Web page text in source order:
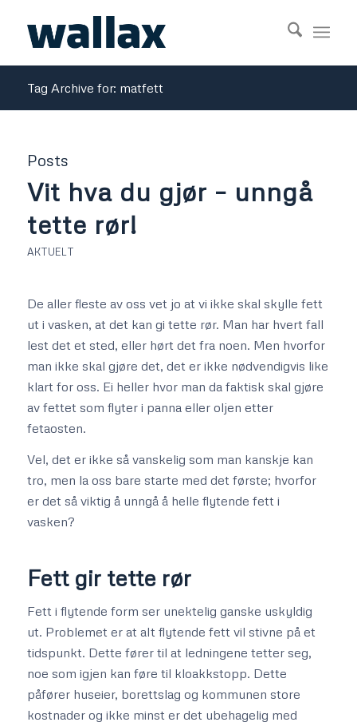
Tag Archive for: matfett
Posts
Vit hva du gjør – unngå
tette rør!
AKTUELT
De aller fleste av oss vet jo at vi ikke skal skylle fett
ut i vasken, at det kan gi tette rør. Man har hvert fall
lest det et sted, eller hørt det fra noen. Men hvorfor
man ikke skal gjøre det, det er ikke nødvendigvis like
klart for oss. Ei heller hvor man da faktisk skal gjøre
av fettet som flyter i panna eller oljen etter
fetaosten.
Vel, det er ikke så vanskelig som man kanskje kan
tro, men la oss bare starte med det første; hvorfor
er det så viktig å unngå å helle flytende fett i
vasken?
Fett gir tette rør
Fett i flytende form ser unektelig ganske uskyldig
ut. Problemet er at alt flytende fett vil stivne på et
tidspunkt. Dette fører til at ledningene tetter seg,
noe som igjen kan føre til kloakkstopp. Dette
påfører huseier, borettslag og kommunen store
kostnader og ikke minst er det ubehagelig med